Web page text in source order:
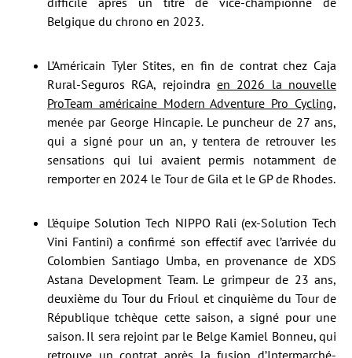
Belgique du chrono en 2023.
L’Américain Tyler Stites, en fin de contrat chez Caja
Rural-Seguros RGA, rejoindra en 2026 la nouvelle
ProTeam américaine Modern Adventure Pro Cycling,
menée par George Hincapie. Le puncheur de 27 ans,
qui a signé pour un an, y tentera de retrouver les
sensations qui lui avaient permis notamment de
remporter en 2024 le Tour de Gila et le GP de Rhodes.
L’équipe Solution Tech NIPPO Rali (ex-Solution Tech
Vini Fantini) a confirmé son effectif avec l’arrivée du
Colombien Santiago Umba, en provenance de XDS
Astana Development Team. Le grimpeur de 23 ans,
deuxième du Tour du Frioul et cinquième du Tour de
République tchèque cette saison, a signé pour une
saison. Il sera rejoint par le Belge Kamiel Bonneu, qui
retrouve un contrat après la fusion d’Intermarché-